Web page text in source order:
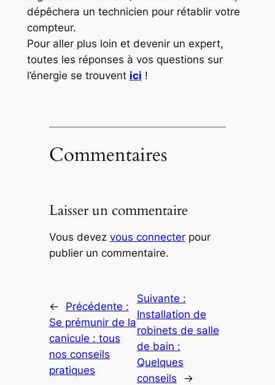
dépêchera un technicien pour rétablir votre
compteur.
Pour aller plus loin et devenir un expert,
toutes les réponses à vos questions sur
l’énergie se trouvent ici !
Commentaires
Laisser un commentaire
Vous devez vous connecterpour
publier un commentaire.
←
Précédente :
Se prémunir de la
canicule : tous
nos conseils
pratiques
Suivante :
Installation de
robinets de salle
de bain :
Quelques
conseils
→